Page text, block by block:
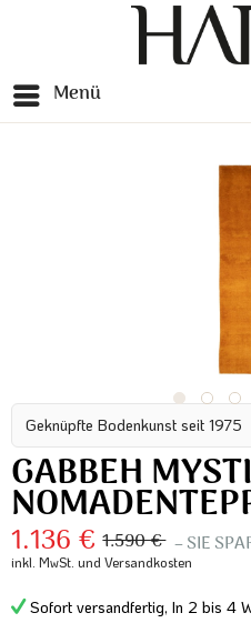
Menü
Geknüpfte Bodenkunst seit 1975
GABBEH
1.136 € 1.590 € – SIE
inkl. MwSt. und Versandkosten
Sofort versandfertig, In 2 bis 4